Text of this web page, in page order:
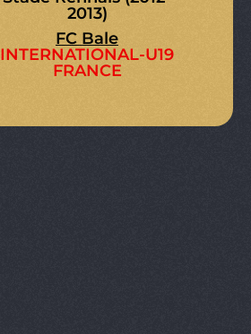
2013)
FC Bale
INTERNATIONAL-U19
FRANCE